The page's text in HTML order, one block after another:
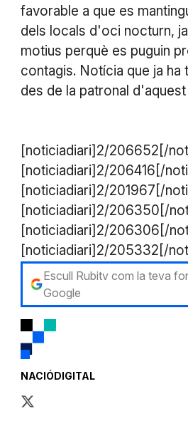
favorable a que es
dels locals d'oci nocturn,
motius perquè es puguin
contagis. Notícia que ja ha
des de la patronal
[noticiadiari]2/206652[/
[noticiadiari]2/206416[/
[noticiadiari]2/201967[/
[noticiadiari]2/206350[/
[noticiadiari]2/206306[/
[noticiadiari]2/205332[/
Escull Rubitv com la teva
Google
NACIÓDIGITAL